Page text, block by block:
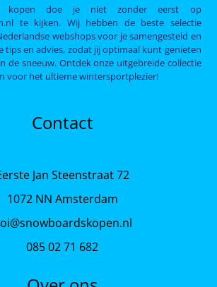
kopen doe je niet zonder eerst op
te kijken. Wij hebben de beste selectie
webshops voor je samengesteld en
tips en advies, zodat jij optimaal kunt genieten
de sneeuw. Ontdek onze uitgebreide collectie
voor het ultieme wintersportplezier!
Contact
Jan Steenstraat 72
1072 NN Amsterdam
085 02 71 682